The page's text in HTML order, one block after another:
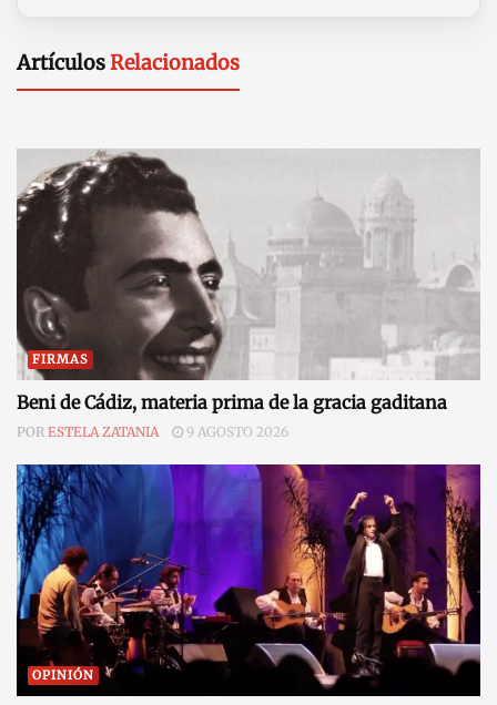
ArtículosRelacionados
FIRMAS
Beni de Cádiz, materia prima de la gracia gaditana
POR ESTELA ZATANIA 9 AGOSTO 2026
OPINIÓN